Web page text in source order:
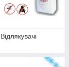
Відлякувачі